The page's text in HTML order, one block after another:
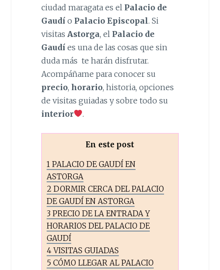
ciudad maragata es el Palacio de
Gaudío Palacio Episcopal. Si
visitas Astorga, el Palacio de
Gaudíes una de las cosas que sin
duda más te harán disfrutar.
Acompáñame para conocer su
precio, horario, historia, opciones
de visitas guiadas y sobre todo su
interior
.
En este post
1 PALACIO DE GAUDÍ EN
ASTORGA
2 DORMIR CERCA DEL PALACIO
DE GAUDÍ EN ASTORGA
3 PRECIO DE LA ENTRADA Y
HORARIOS DEL PALACIO DE
GAUDÍ
4VISITAS GUIADAS
5 CÓMO LLEGAR AL PALACIO